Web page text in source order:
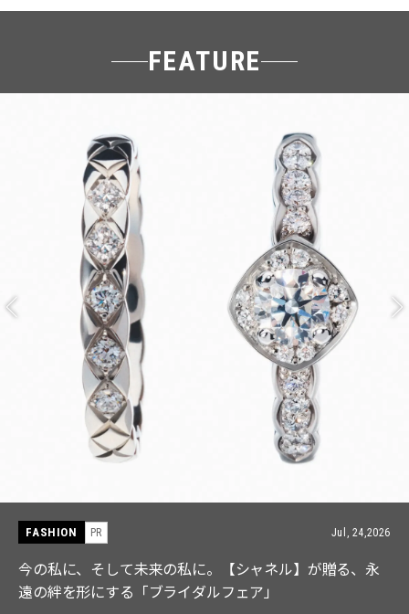
FEATURE
FASHION PR Jul, 15,2026
【ICB】人気インフルエンサーと共同制作! 週5で着たく
なる「名品ブラウス」２選